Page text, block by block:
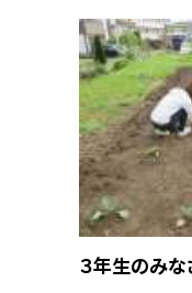
３年生のみな